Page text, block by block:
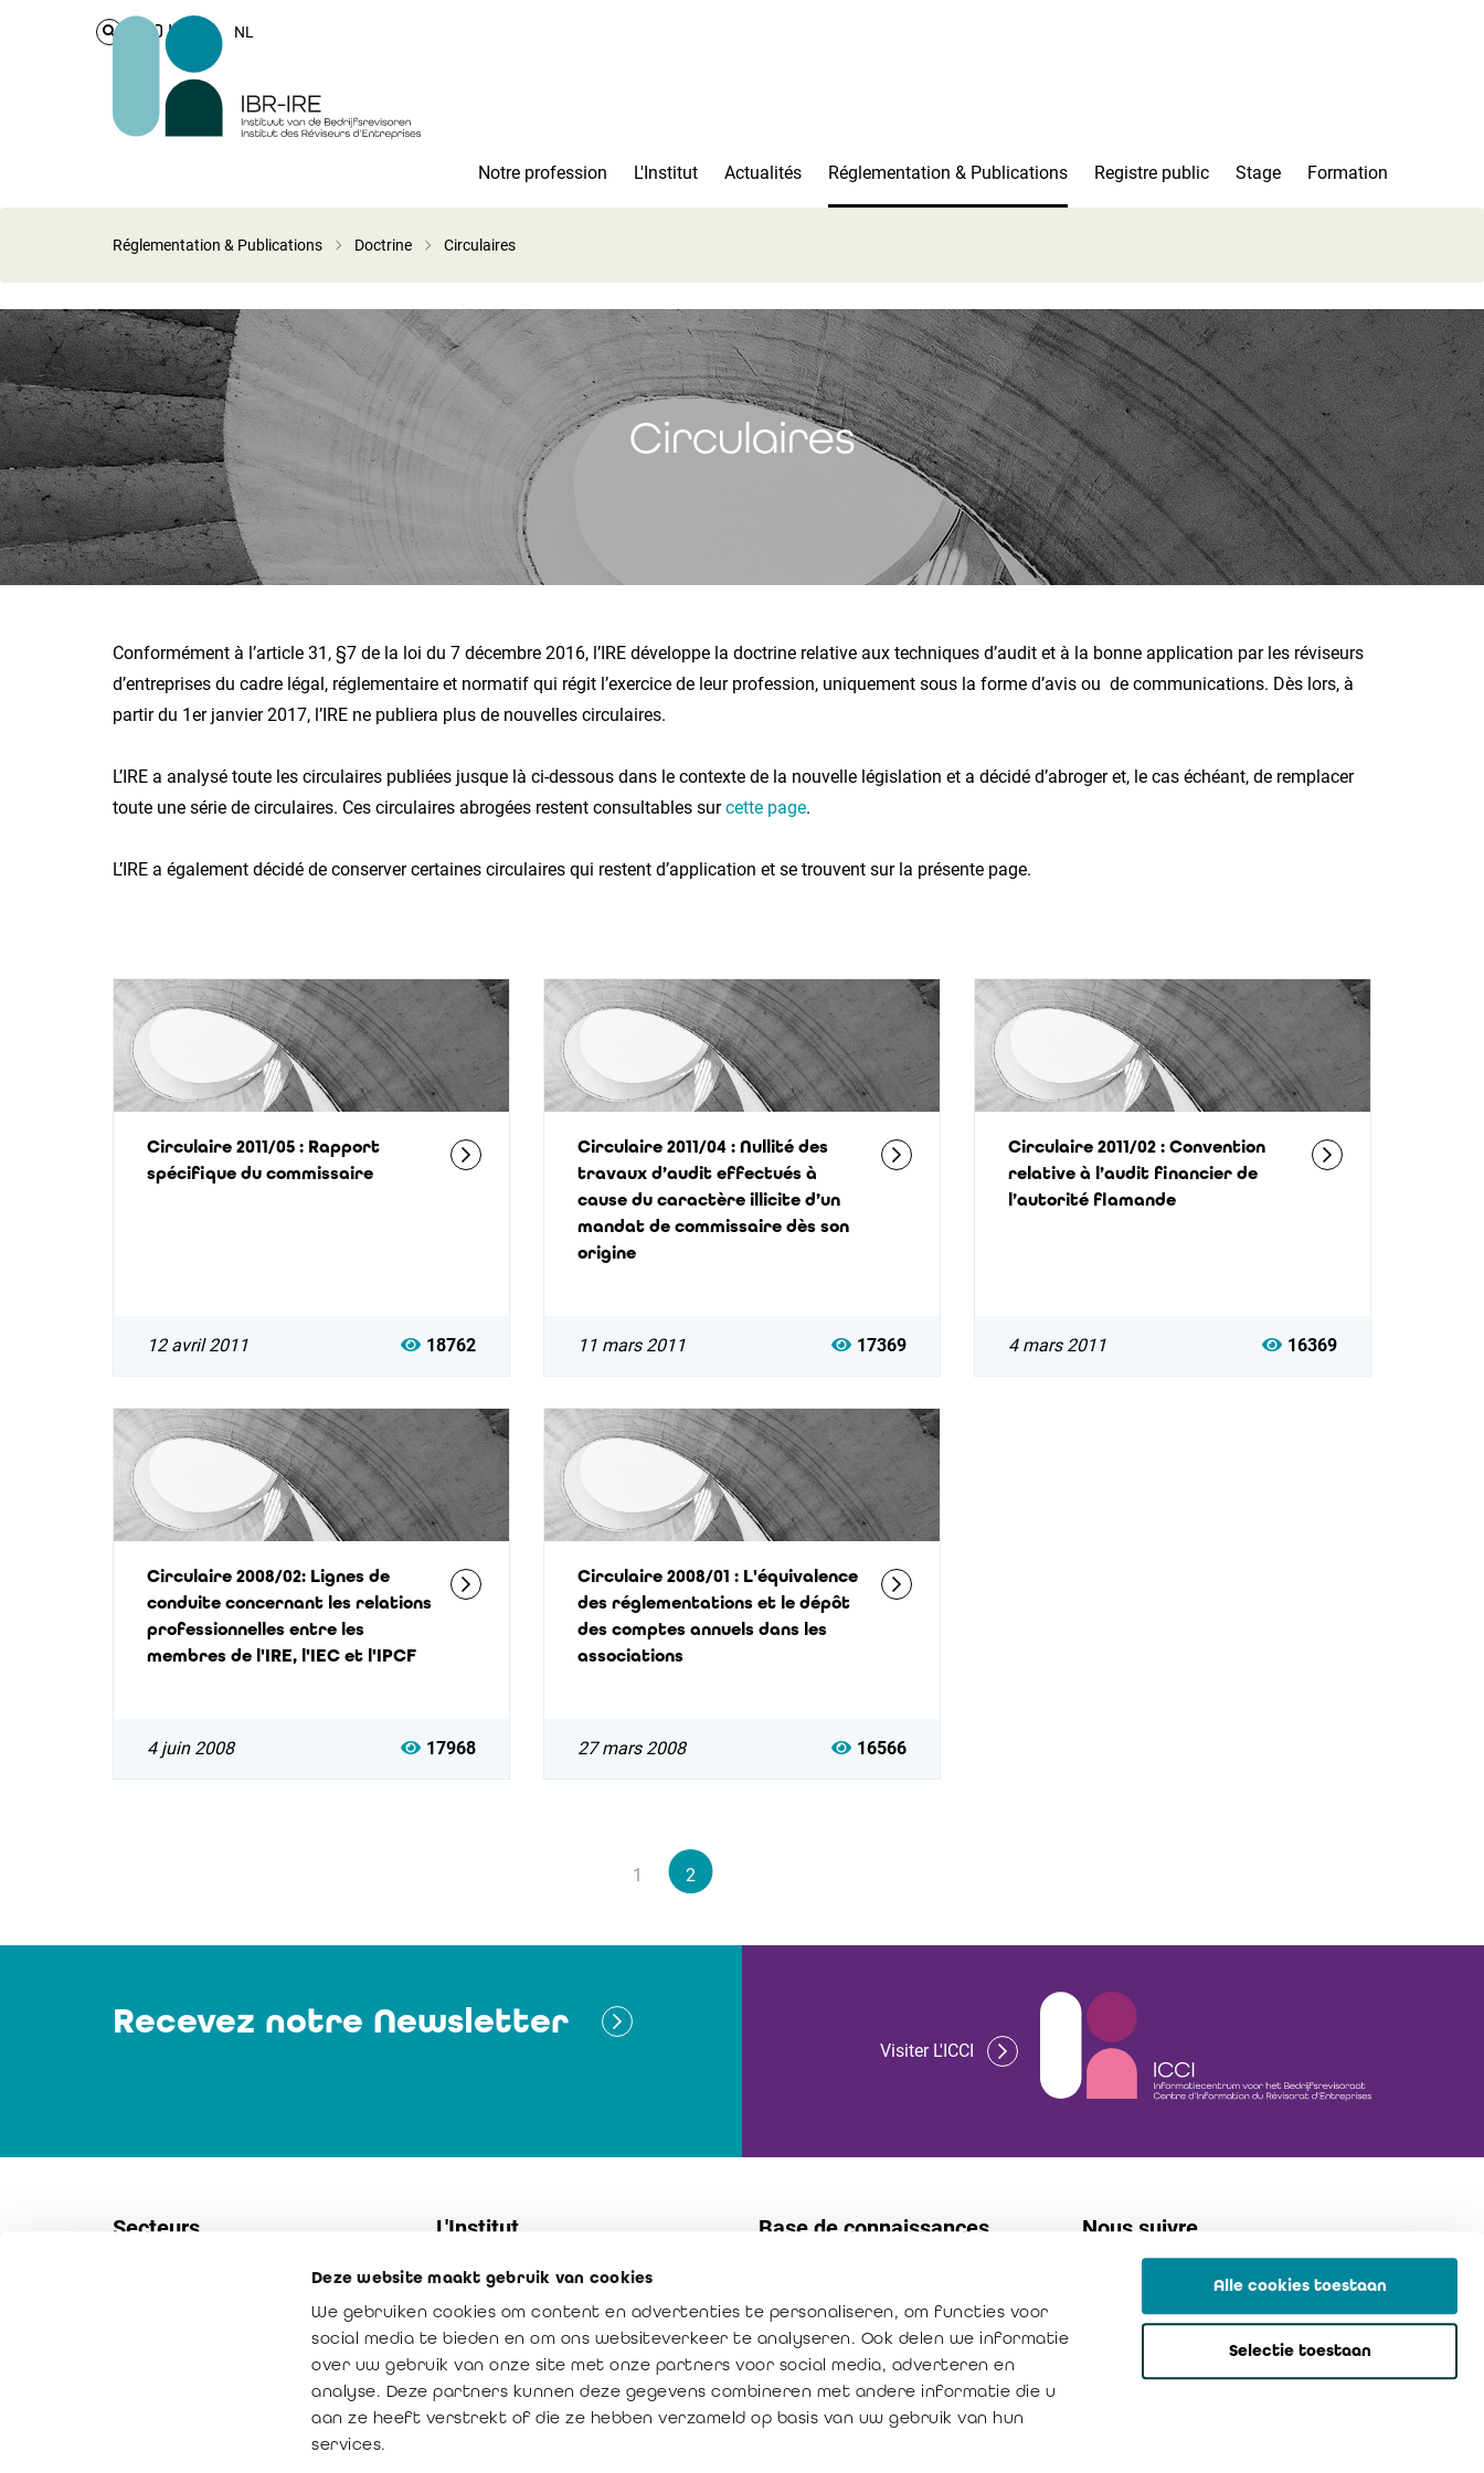
Deze website maakt gebruik van cookies
We gebruiken cookies om content en advertenties te personaliseren, om functies voor
social media te bieden en om ons websiteverkeer te analyseren. Ook delen we informatie
over uw gebruik van onze site met onze partners voor social media, adverteren en
analyse. Deze partners kunnen deze gegevens combineren met andere informatie die u
aan ze heeft verstrekt of die ze hebben verzameld op basis van uw gebruik van hun
services.
Alle cookies toestaan
Selectie toestaan
Login NL
Notre profession L'Institut Actualités Réglementation & Publications Registre public Stage Formation
Réglementation & Publications Doctrine Circulaires
Circulaires
Conformément à l’article 31, §7 de la loi du 7 décembre 2016, l’IRE développe la doctrine relative aux techniques d’audit et à la bonne application par les réviseurs
d’entreprises du cadre légal, réglementaire et normatif qui régit l’exercice de leur profession, uniquement sous la forme d’avis ou de communications. Dès lors, à
partir du 1er janvier 2017, l’IRE ne publiera plus de nouvelles circulaires.
L’IRE a analysé toute les circulaires publiées jusque là ci-dessous dans le contexte de la nouvelle législation et a décidé d’abroger et, le cas échéant, de remplacer
toute une série de circulaires. Ces circulaires abrogées restent consultables surcette page.
L’IRE a également décidé de conserver certaines circulaires qui restent d’application et se trouvent sur la présente page.
Circulaire 2011/05 : Rapport
spécifique du commissaire
12 avril 2011 18762
Circulaire 2011/04 : Nullité des
travaux d’audit effectués à
cause du caractère illicite d’un
mandat de commissaire dès son
origine
11 mars 2011 17369
Circulaire 2011/02 : Convention
relative à l’audit financier de
l’autorité flamande
4 mars 2011 16369
Circulaire 2008/02: Lignes de
conduite concernant les relations
professionnelles entre les
membres de l'IRE, l'IEC et l'IPCF
4 juin 2008 17968
Circulaire 2008/01 : L'équivalence
des réglementations et le dépôt
des comptes annuels dans les
associations
27 mars 2008 16566
1 2
Recevez notre Newsletter
Visiter L'ICCI
Secteurs L'Institut
Contact
Notre mission : créateur de confiance
La valeur ajoutée du réviseur
Base de connaissances
Publications
La profession en chiffres
Nous suivre
flickr